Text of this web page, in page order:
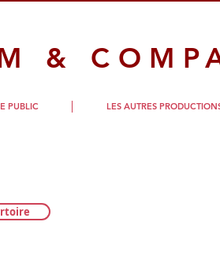
&
PUBLIC LES AUTRES